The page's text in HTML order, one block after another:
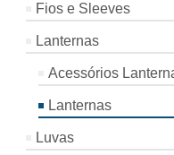
Fios e Sleeves
Lanternas
Acessórios
Lanternas
Luvas